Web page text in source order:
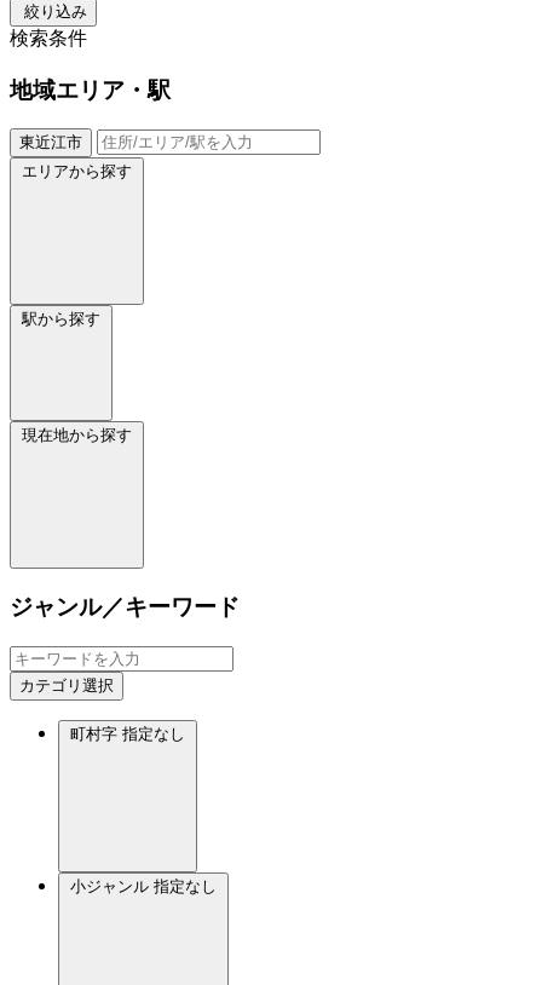
絞り込み
検索条件
地域エリア・駅
東近江市
エリアから探す
駅から探す
現在地から探す
ジャンル／キーワード
カテゴリ選択
町村字 指定なし
小ジャンル 指定なし